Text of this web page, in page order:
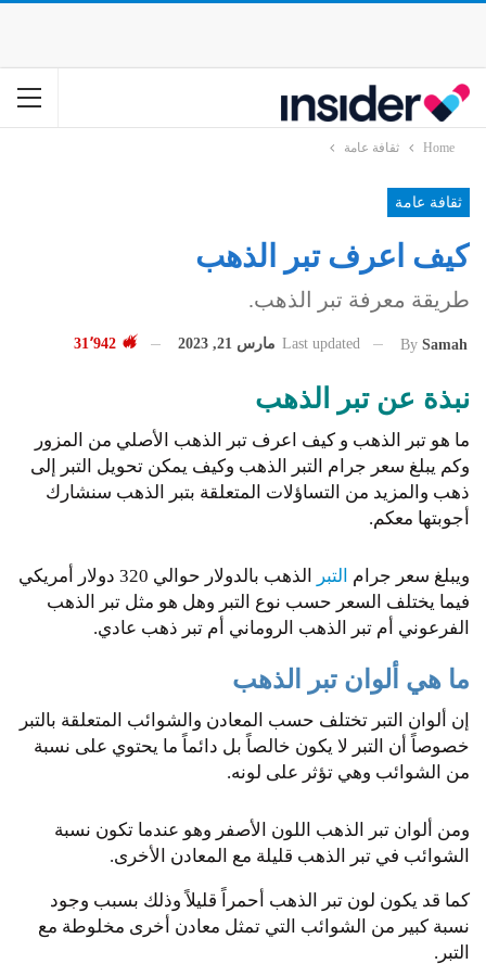
Home ثقافة عامة
ثقافة عامة
كيف اعرف تبر الذهب
طريقة معرفة تبر الذهب.
By Samah
Last updated مارس 21, 2023
نبذة عن تبر الذهب
ما هو تبر الذهب و كيف اعرف تبر الذهب الأصلي من المزور
وكم يبلغ سعر جرام التبر الذهب وكيف يمكن تحويل التبر إلى
ذهب والمزيد من التساؤلات المتعلقة بتبر الذهب سنشارك
أجوبتها معكم.
ويبلغ سعر جرام التبر
الذهب بالدولار حوالي 320 دولار أمريكي
فيما يختلف السعر حسب نوع التبر وهل هو مثل تبر الذهب
الفرعوني أم تبر الذهب الروماني أم تبر ذهب عادي.
ما هي ألوان تبر الذهب
إن ألوان التبر تختلف حسب المعادن والشوائب المتعلقة بالتبر
خصوصاً أن التبر لا يكون خالصاً بل دائماً ما يحتوي على نسبة
من الشوائب وهي تؤثر على لونه.
ومن ألوان تبر الذهب اللون الأصفر وهو عندما تكون نسبة
الشوائب في تبر الذهب قليلة مع المعادن الأخرى.
كما قد يكون لون تبر الذهب أحمراً قليلاً وذلك بسبب وجود
نسبة كبير من الشوائب التي تمثل معادن أخرى مخلوطة مع
التبر.